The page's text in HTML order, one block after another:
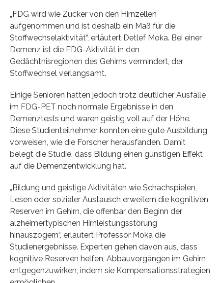
„FDG wird wie Zucker von den Hirnzellen
aufgenommen und ist deshalb ein Maß für die
Stoffwechselaktivität“, erläutert Detlef Moka. Bei einer
Demenz ist die FDG-Aktivität in den
Gedächtnisregionen des Gehirns vermindert, der
Stoffwechsel verlangsamt.
Einige Senioren hatten jedoch trotz deutlicher Ausfälle
im FDG-PET noch normale Ergebnisse in den
Demenztests und waren geistig voll auf der Höhe.
Diese Studienteilnehmer konnten eine gute Ausbildung
vorweisen, wie die Forscher herausfanden. Damit
belegt die Studie, dass Bildung einen günstigen Effekt
auf die Demenzentwicklung hat.
„Bildung und geistige Aktivitäten wie Schachspielen,
Lesen oder sozialer Austausch erweitern die kognitiven
Reserven im Gehirn, die offenbar den Beginn der
alzheimertypischen Hirnleistungsstörung
hinauszögern“, erläutert Professor Moka die
Studienergebnisse. Experten gehen davon aus, dass
kognitive Reserven helfen, Abbauvorgängen im Gehirn
entgegenzuwirken, indem sie Kompensationsstrategien